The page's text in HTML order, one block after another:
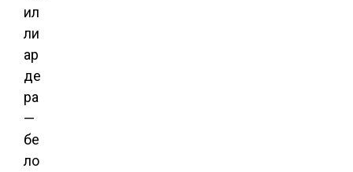
ил
ли
ар
де
ра
—
бе
ло